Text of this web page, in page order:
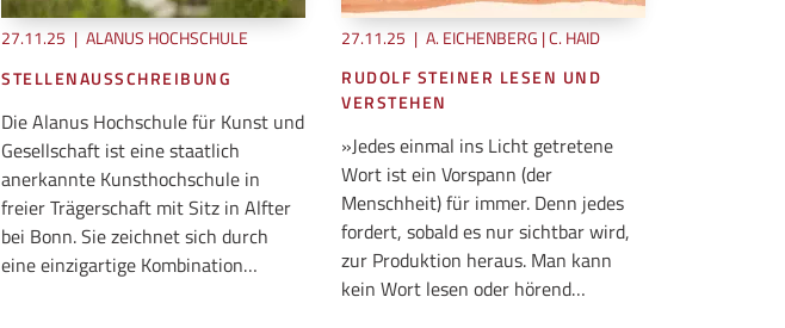
27.11.25 | ALANUS HOCHSCHULE
STELLENAUSSCHREIBUNG
Die Alanus Hochschule für Kunst und
Gesellschaft ist eine staatlich
anerkannte Kunsthochschule in
freier Trägerschaft mit Sitz in Alfter
bei Bonn. Sie zeichnet sich durch
eine einzigartige Kombination…
27.11.25 | A. EICHENBERG | C. HAID
RUDOLF STEINER LESEN UND
VERSTEHEN
»Jedes einmal ins Licht getretene
Wort ist ein Vorspann (der
Menschheit) für immer. Denn jedes
fordert, sobald es nur sichtbar wird,
zur Produktion heraus. Man kann
kein Wort lesen oder hörend…